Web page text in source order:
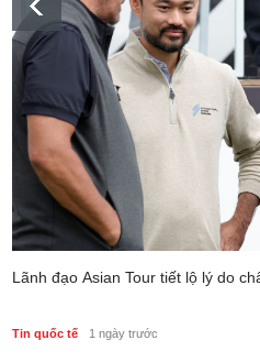
Lãnh đạo Asian Tour tiết lộ lý do
Tin quốc tế 1 ngày trước